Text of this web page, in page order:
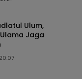
Ulum,
Jaga